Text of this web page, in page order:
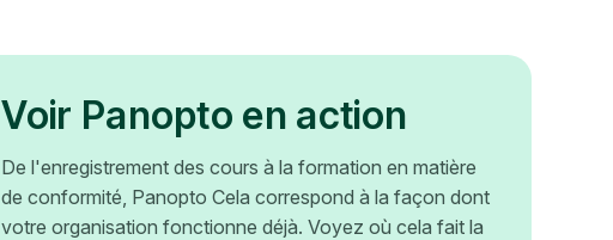
Voir Panopto en action
De l'enregistrement des cours à la formation en matière
de conformité, Panopto Cela correspond à la façon dont
votre organisation fonctionne déjà. Voyez où cela fait la